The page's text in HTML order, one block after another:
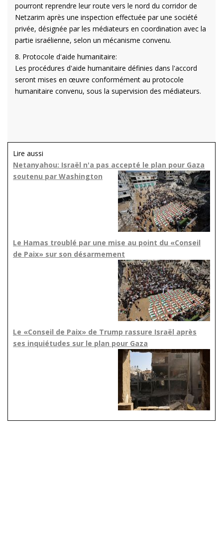
pourront reprendre leur route vers le nord du corridor de
Netzarim après une inspection effectuée par une société
privée, désignée par les médiateurs en coordination avec la
partie israélienne, selon un mécanisme convenu.
8. Protocole d'aide humanitaire:
Les procédures d'aide humanitaire définies dans l'accord
seront mises en œuvre conformément au protocole
humanitaire convenu, sous la supervision des médiateurs.
Lire aussi
Netanyahou: Israël n'a pas accepté le plan pour Gaza
soutenu par Washington
Le Hamas troublé par une mise au point du «Conseil
de Paix» sur son désarmement
Le «Conseil de Paix» de Trump rassure Israël après
ses inquiétudes sur le plan pour Gaza